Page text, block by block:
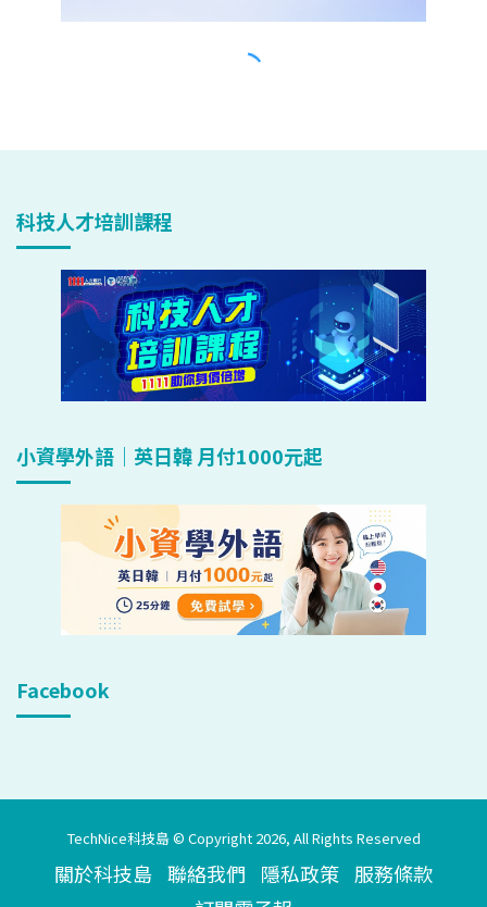
科技人才培訓課程
小資學外語｜英日韓 月付1000元起
Facebook
TechNice科技島 © Copyright 2026, All Rights Reserved
關於科技島 聯絡我們 隱私政策 服務條款